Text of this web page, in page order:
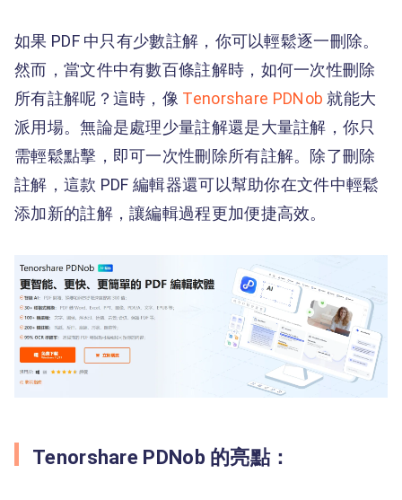
如果 PDF 中只有少數註解，你可以輕鬆逐一刪除。
然而，當文件中有數百條註解時，如何一次性刪除
所有註解呢？這時，像 Tenorshare PDNob 就能大
派用場。無論是處理少量註解還是大量註解，你只
需輕鬆點擊，即可一次性刪除所有註解。除了刪除
註解，這款 PDF 編輯器還可以幫助你在文件中輕鬆
添加新的註解，讓編輯過程更加便捷高效。
Tenorshare PDNob 的亮點：